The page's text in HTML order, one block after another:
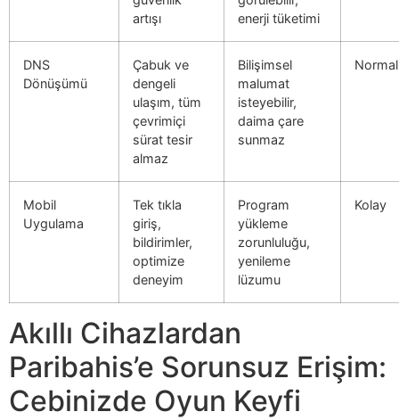
artışı
enerji tüketimi
DNS
Dönüşümü
Çabuk ve
dengeli
ulaşım, tüm
çevrimiçi
sürat tesir
almaz
Bilişimsel
malumat
isteyebilir,
daima çare
sunmaz
Normal
Mobil
Uygulama
Tek tıkla
giriş,
bildirimler,
optimize
deneyim
Program
yükleme
zorunluluğu,
yenileme
lüzumu
Kolay
Akıllı Cihazlardan
Paribahis’e Sorunsuz Erişim:
Cebinizde Oyun Keyfi